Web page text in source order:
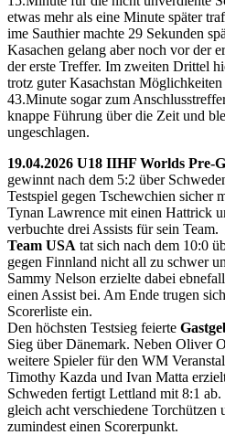
etwas mehr als eine Minute später
ime Sauthier machte 29 Sekunden
Kasachen gelang aber noch vor der
der erste Treffer. Im zweiten Drittel
trotz guter Kasachstan
43.Minute sogar zum
knappe Führung über die Zeit und
ungeschlagen.
19.04.2026 U18 IIHF Worlds Pre-
gewinnt nach dem 5:2 über
Testspiel gegen Tschewchien sicher
Tynan Lawrence mit einen Hattrick
verbuchte drei Assists für sein Team.
Team USA tat sich nach dem 10:0
gegen Finnland nicht all zu schwer
Sammy Nelson erzielte dabei
einen Assist bei. Am Ende trugen
Scorerliste ein.
Den höchsten Testsieg feierte
Sieg über Dänemark. Neben Oliver
weitere Spieler für den WM
Timothy Kazda und Ivan Matta
Schweden fertigt Lettland mit 8:1
gleich acht verschiedene Torchützen
zumindest einen Scorerpunkt.